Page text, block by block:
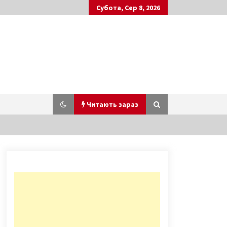
Субота, Сер 8, 2026
Читають зараз